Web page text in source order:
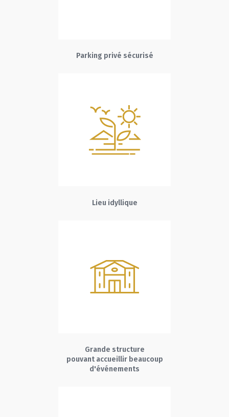
Parking privé sécurisé
Lieu idyllique
Grande structure
pouvant accueillir beaucoup
d'événements